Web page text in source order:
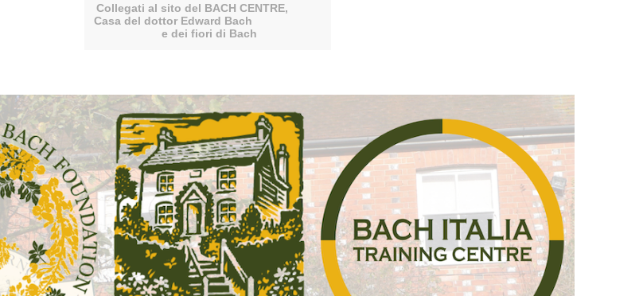
Collegati al sito del BACH CENTRE,
Casa del dottor Edward Bach
e dei fiori di Bach